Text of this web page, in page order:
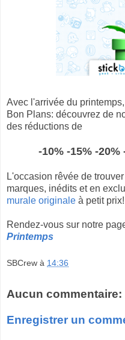
Avec l'arrivée du
Bon Plans: découvrez de
des réductions de
-10% -15% -
L'occasion rêvée de
marques, inédits et en
murale originale à petit prix!
Rendez-vous sur notre
Printemps
SBCrew à 14:36
Aucun commentaire:
Enregistrer un